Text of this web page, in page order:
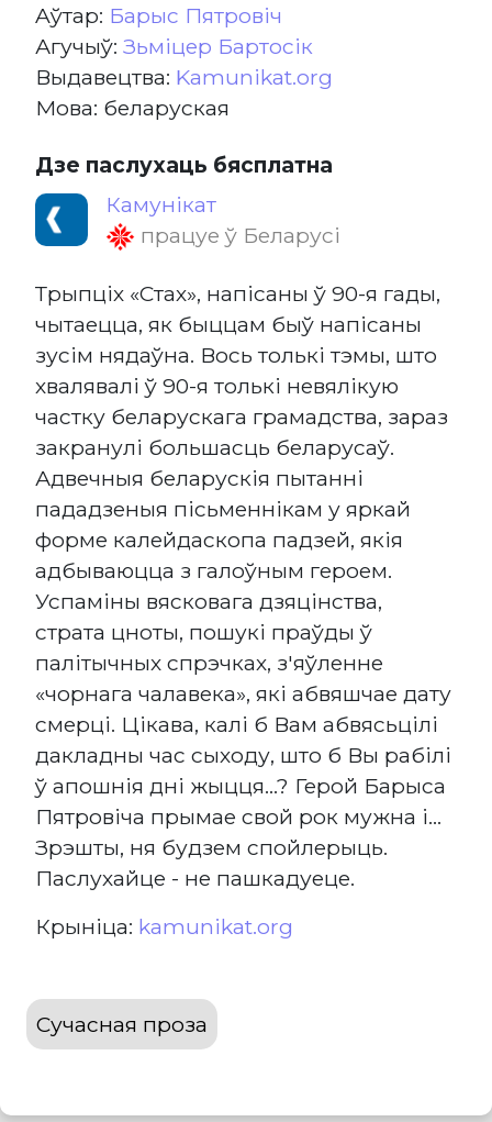
Aўтар: Барыс Пятровіч
Агучыў: Зьміцер Бартосік
Выдавецтва: Kamunikat.org
Мова: беларуская
Дзе паслухаць бясплатна
Камунікат
працуе ў Беларусі
Трыпціх «Стах», напісаны ў 90-я гады,
чытаецца, як быццам быў напісаны
зусім нядаўна. Вось толькі тэмы, што
хвалявалі ў 90-я толькі невялікую
частку беларускага грамадства, зараз
закранулі большасць беларусаў.
Адвечныя беларускія пытанні
пададзеныя пісьменнікам у яркай
форме калейдаскопа падзей, якія
адбываюцца з галоўным героем.
Успаміны вясковага дзяцінства,
страта цноты, пошукі праўды ў
палітычных спрэчках, з'яўленне
«чорнага чалавека», які абвяшчае дату
смерці. Цікава, калі б Вам абвясьцілі
дакладны час сыходу, што б Вы рабілі
ў апошнія дні жыцця...? Герой Барыса
Пятровіча прымае свой рок мужна і...
Зрэшты, ня будзем спойлерыць.
Паслухайце - не пашкадуеце.
Крыніца: kamunikat.org
Сучасная проза